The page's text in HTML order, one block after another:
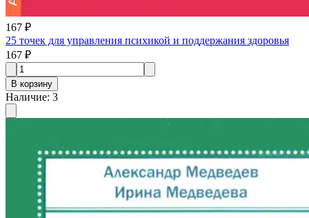
167 ₽
25 точек для управления психикой и поддержания здоровья
167 ₽
В корзину
Наличие: 3